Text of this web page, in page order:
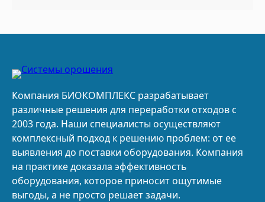
Компания БИОКОМПЛЕКС разрабатывает
различные решения для переработки отходов с
2003 года. Наши специалисты осуществляют
комплексный подход к решению проблем: от ее
выявления до поставки оборудования. Компания
на практике доказала эффективность
оборудования, которое приносит ощутимые
выгоды, а не просто решает задачи.